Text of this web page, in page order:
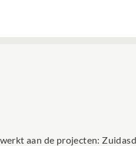
aan de projecten: